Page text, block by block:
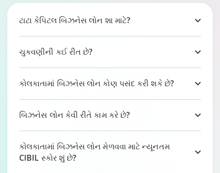
ટાટા કેપિટલ બિઝનેસ લોન શા માટે?
ચુકવણીની કઈ રીત છે?
કોલકાતામાં બિઝનેસ લોન કોણ પસંદ કરી શકે છે?
બિઝનેસ લોન કેવી રીતે કામ કરે છે?
કોલકાતામાં બિઝનેસ લોન મેળવવા માટે ન્યૂનતમ
CIBIL સ્કોર શું છે?